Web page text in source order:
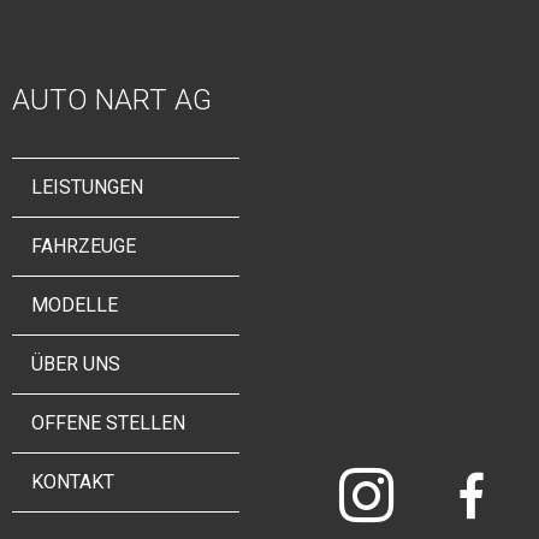
AUTO NART AG
LEISTUNGEN
FAHRZEUGE
MODELLE
ÜBER UNS
OFFENE STELLEN
KONTAKT